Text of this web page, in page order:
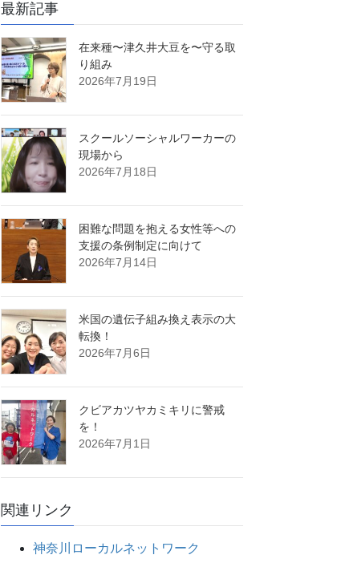
最新記事
在来種〜津久井大豆を〜守る取
り組み
2026年7月19日
スクールソーシャルワーカーの
現場から
2026年7月18日
困難な問題を抱える女性等への
支援の条例制定に向けて
2026年7月14日
米国の遺伝子組み換え表示の大
転換！
2026年7月6日
クビアカツヤカミキリに警戒
を！
2026年7月1日
関連リンク
神奈川ローカルネットワーク